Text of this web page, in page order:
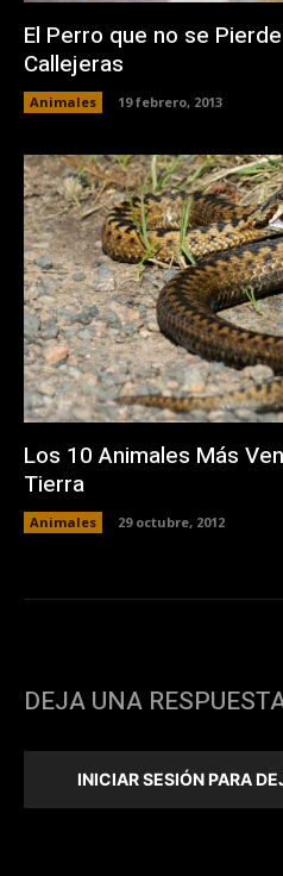
El Perro que no se
Callejeras
Animales 19 febrero, 2013
Los 10 Animales Más
Tierra
Animales 29 octubre, 2012
DEJA UNA
INICIAR SESIÓN PARA